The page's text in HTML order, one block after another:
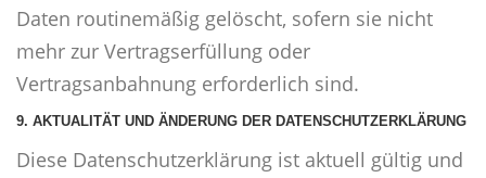
Daten routinemäßig gelöscht, sofern sie nicht
mehr zur Vertragserfüllung oder
Vertragsanbahnung erforderlich sind.
9. AKTUALITÄT UND ÄNDERUNG DER DATENSCHUTZERKLÄRUNG
Diese Datenschutzerklärung ist aktuell gültig und